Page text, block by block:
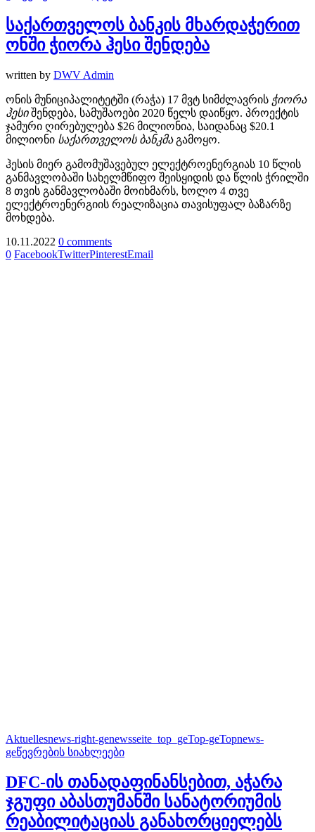
საქართველოს ბანკის მხარდაჭერით
ონში ჭიორა ჰესი შენდება
written by DWV Admin
ონის მუნიციპალიტეტში (რაჭა) 17 მვტ სიმძლავრის ჭიორა
ჰესიშენდება, სამუშაოები 2020 წელს დაიწყო. პროექტის
ჯამური ღირებულება $26 მილიონია, საიდანაც $20.1
მილიონი საქართველოს ბანკმაგამოყო.
ჰესის მიერ გამომუშავებულ ელექტროენერგიას 10 წლის
განმავლობაში სახელმწიფო შეისყიდის და წლის ჭრილში
8 თვის განმავლობაში მოიხმარს, ხოლო 4 თვე
ელექტროენერგიის რეალიზაცია თავისუფალ ბაზარზე
მოხდება.
10.11.2022 0 comments
0 FacebookTwitterPinterestEmail
Aktuellesnews-right-genewsseite_top_geTop-geTopnews-
geწევრების სიახლეები
DFC-ის თანადაფინანსებით, აჭარა
ჯგუფი აბასთუმანში სანატორიუმის
რეაბილიტაციას განახორციელებს